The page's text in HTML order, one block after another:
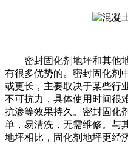
密封固化剂地坪和其他
有很多优势的。密封固化剂
或更长，主要取决于某些行
不可抗力，具体使用时间很
抗渗等效果持久。密封固化
单，易清洗，无需维修。与
地坪相比，固化剂地坪更经